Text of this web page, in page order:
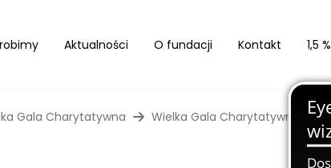
Aktualności O fundacji Kontakt 1,5 %
Gala Charytatywna Wielka Gala Charytatywna 2010